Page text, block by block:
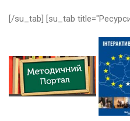
[/su_tab] [su_tab